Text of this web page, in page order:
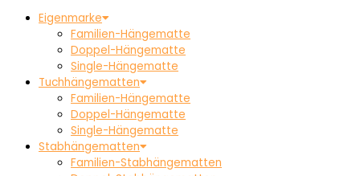
Eigenmarke
Familien-Hängematte
Doppel-Hängematte
Single-Hängematte
Tuchhängematten
Familien-Hängematte
Doppel-Hängematte
Single-Hängematte
Stabhängematten
Familien-Stabhängematten